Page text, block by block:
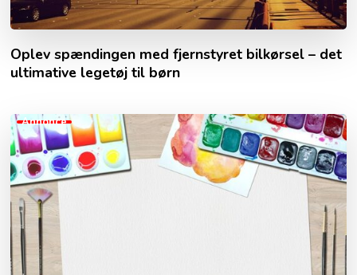
Oplev spændingen med fjernstyret bilkørsel – det
ultimative legetøj til børn
Annonce